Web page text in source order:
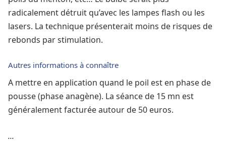
radicalement détruit qu’avec les lampes flash ou les
lasers. La technique présenterait moins de risques de
rebonds par stimulation.
Autres informations à connaître
A mettre en application quand le poil est en phase de
pousse (phase anagène). La séance de 15 mn est
généralement facturée autour de 50 euros.
...